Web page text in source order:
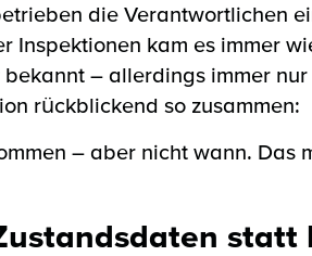
die Verantwortlichen
Inspektionen kam es immer
– allerdings immer
rückblickend so zusammen:
– aber nicht wann. Das
statt